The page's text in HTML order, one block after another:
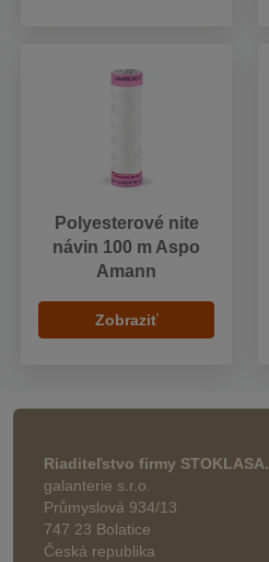
Polyesterové nite
návin 100 m Aspo
Amann
Zobraziť
Riaditeľstvo firmy STOKLASA.
galanterie s.r.o.
Průmyslová 934/13
747 23 Bolatice
Česká republika